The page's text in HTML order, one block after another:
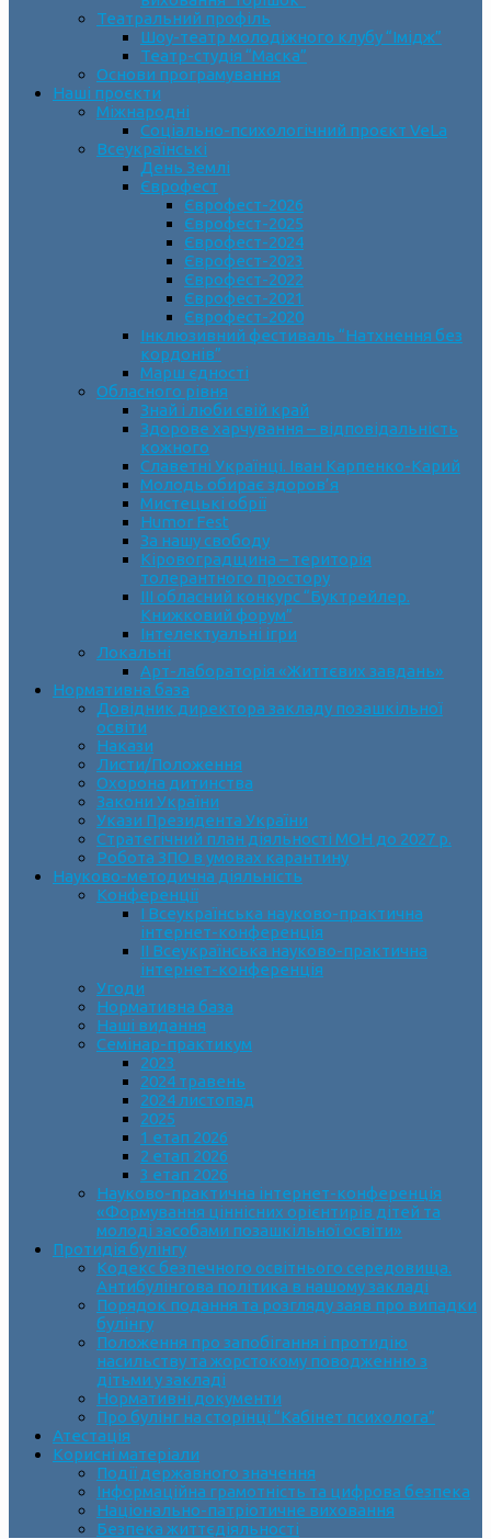
Театральний профіль
Шоу-театр молодіжного клубу “Імідж”
Театр-студія “Маска”
Основи програмування
Наші проєкти
Міжнародні
Соціально-психологічний проєкт VeLa
Всеукраїнські
День Землі
Єврофест
Єврофест-2026
Єврофест-2025
Єврофест-2024
Єврофест-2023
Єврофест-2022
Єврофест-2021
Єврофест-2020
Інклюзивний фестиваль “Натхнення без
кордонів”
Марш єдності
Обласного рівня
Знай і люби свій край
Здорове харчування – відповідальність
кожного
Славетні Українці. Іван Карпенко-Карий
Молодь обирає здоров’я
Мистецькі обрії
Humor Fest
За нашу свободу
Кіровоградщина – територія
толерантного простору
ІII обласний конкурс “Буктрейлер.
Книжковий форум”
Інтелектуальні ігри
Локальні
Арт-лабораторія «Життєвих завдань»
Нормативна база
Довідник директора закладу позашкільної
освіти
Накази
Листи/Положення
Охорона дитинства
Закони України
Укази Президента України
Стратегічний план діяльності МОН до 2027 р.
Робота ЗПО в умовах карантину
Науково-методична діяльність
Конференції
І Всеукраїнська науково-практична
інтернет-конференція
ІІ Всеукраїнська науково-практична
інтернет-конференція
Угоди
Нормативна база
Наші видання
Семінар-практикум
2023
2024 травень
2024 листопад
2025
1 етап 2026
2 етап 2026
3 етап 2026
Науково-практична інтернет-конференція
«Формування ціннісних орієнтирів дітей та
молоді засобами позашкільної освіти»
Протидія булінгу
Кодекс безпечного освітнього середовища.
Антибулінгова політика в нашому закладі
Порядок подання та розгляду заяв про випадки
булінгу
Положення про запобігання і протидію
насильству та жорстокому поводженню з
дітьми у закладі
Нормативні документи
Про булінг на сторінці “Кабінет психолога”
Атестація
Корисні матеріали
Події державного значення
Інформаційна грамотність та цифрова безпека
Національно-патріотичне виховання
Безпека життєдіяльності